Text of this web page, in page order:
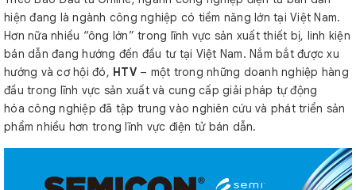
hiện đang là ngành công nghiệp có tiềm năng lớn tại Việt Nam.
Hơn nữa nhiều “ông lớn” trong lĩnh vực sản xuất thiết bị, linh kiện
bán dẫn đang hướng đến đầu tư tại Việt Nam. Nắm bắt được xu
hướng và cơ hội đó, HTV– một trong những doanh nghiệp hàng
đầu trong lĩnh vực sản xuất và cung cấp giải pháp tự động
hóa công nghiệp đã tập trung vào nghiên cứu và phát triển sản
phẩm nhiều hơn trong lĩnh vực điện tử bán dẫn.